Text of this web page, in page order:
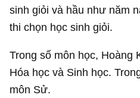
sinh giỏi và hầu như năm
thi chọn học sinh giỏi.
Trong số môn học, Hoàng
Hóa học và Sinh học.
môn Sử.